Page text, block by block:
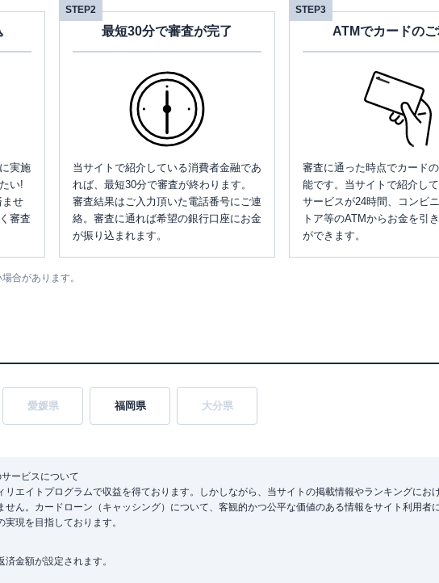
実施
い!
ませ
審査
STEP2
最短30分で審査が完了
当サイトで紹介している消費者金融であ
れば、最短30分で審査が終わります。
審査結果はご入力頂いた電話番号にご連
絡。審査に通れば希望の銀行口座にお金
が振り込まれます。
STEP3
ATMでカードのご
審査に通った時点でカード
能です。当サイトで紹介し
サービスが24時間、コンビ
トア等のATMからお金を引
ができます。
合があります。
愛媛県 福岡県 大分県
ービスについて
エイトプログラムで収益を得ております。しかしながら、当サイトの掲載情報やランキングにお
ん。カードローン（キャッシング）について、客観的かつ公平な価値のある情報をサイト利用者
現を目指しております。
金額が設定されます。